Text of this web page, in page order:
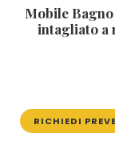
Mobile
intagliato a
RICHIEDI